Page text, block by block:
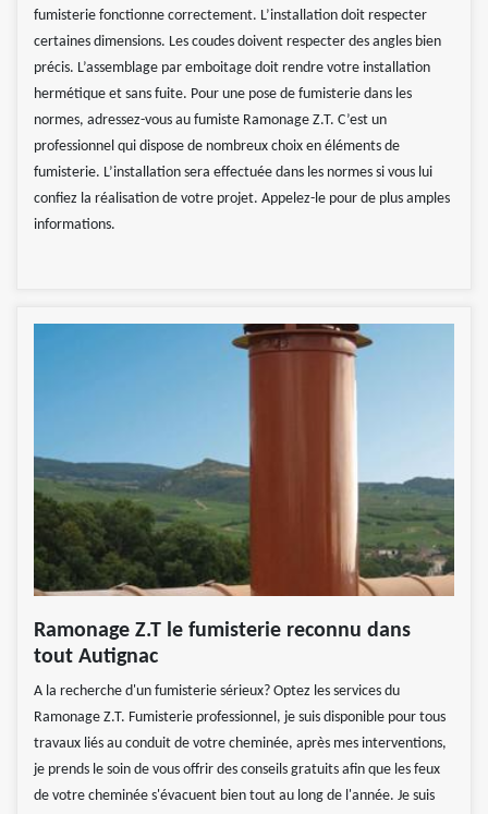
fumisterie fonctionne correctement. L’installation doit respecter
certaines dimensions. Les coudes doivent respecter des angles bien
précis. L’assemblage par emboitage doit rendre votre installation
hermétique et sans fuite. Pour une pose de fumisterie dans les
normes, adressez-vous au fumiste Ramonage Z.T. C’est un
professionnel qui dispose de nombreux choix en éléments de
fumisterie. L’installation sera effectuée dans les normes si vous lui
confiez la réalisation de votre projet. Appelez-le pour de plus amples
informations.
Ramonage Z.T le fumisterie reconnu dans
tout Autignac
A la recherche d'un fumisterie sérieux? Optez les services du
Ramonage Z.T. Fumisterie professionnel, je suis disponible pour tous
travaux liés au conduit de votre cheminée, après mes interventions,
je prends le soin de vous offrir des conseils gratuits afin que les feux
de votre cheminée s'évacuent bien tout au long de l'année. Je suis